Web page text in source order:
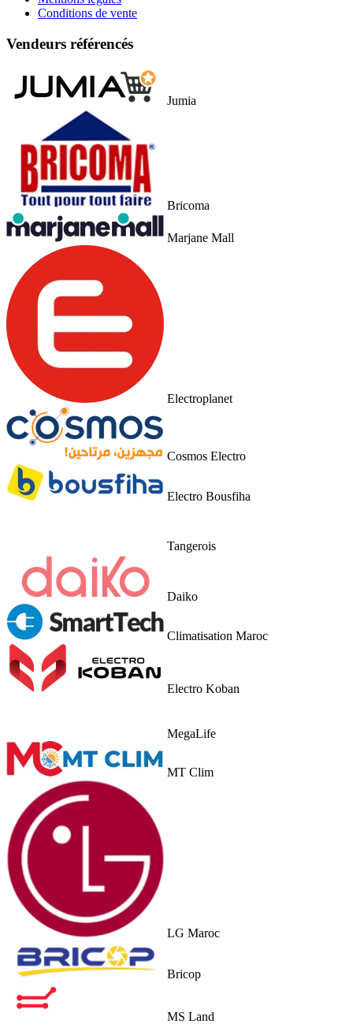
Conditions de vente
Vendeurs référencés
Jumia
Bricoma
Marjane Mall
Electroplanet
Cosmos Electro
Electro Bousfiha
Tangerois
Daiko
Climatisation Maroc
Electro Koban
MegaLife
MT Clim
LG Maroc
Bricop
MS Land